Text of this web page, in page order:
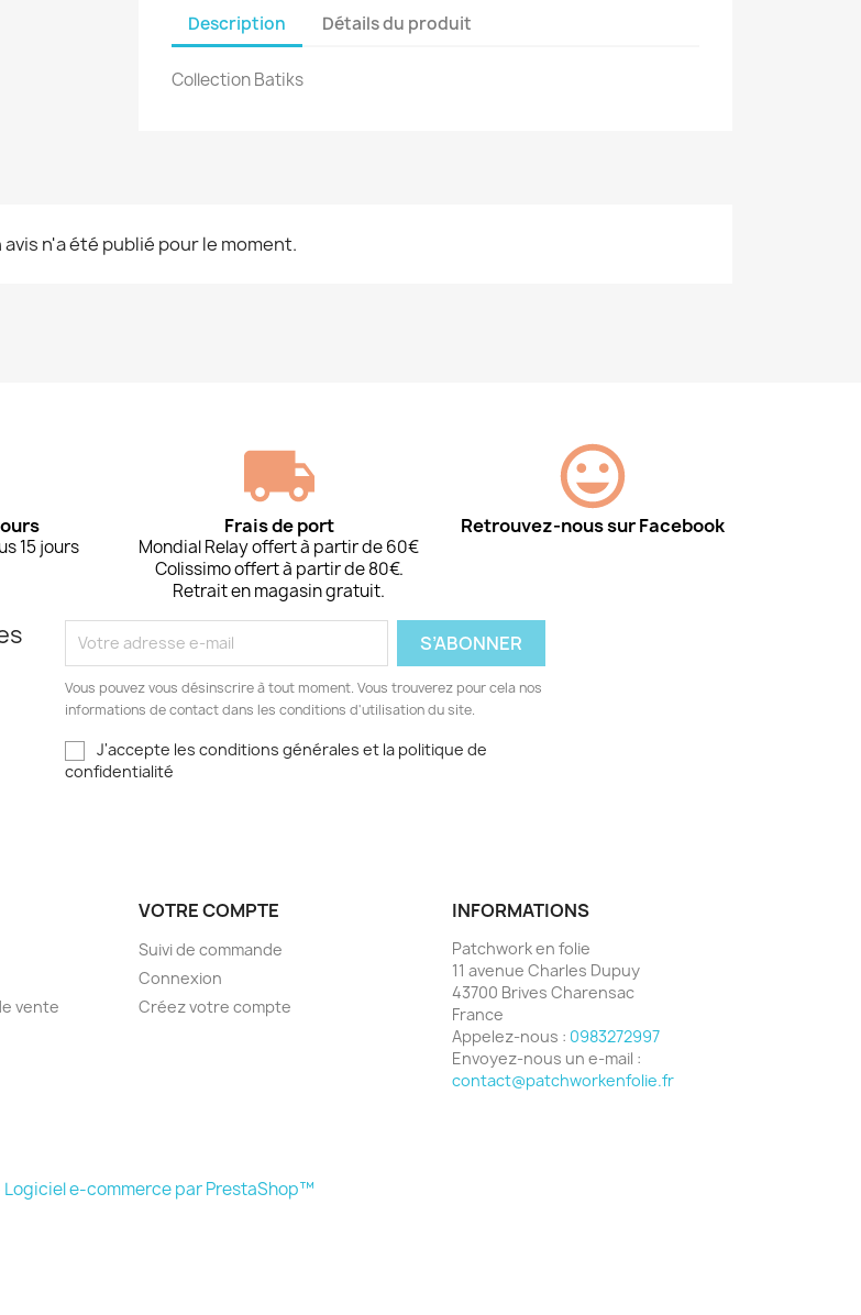
Description Détails du produit
Collection Batiks
avis n'a été publié pour le moment.
15 jours
Frais de port
Mondial Relay offert à partir de 60€
Colissimo offert à partir de 80€.
Retrait en magasin gratuit.
Retrouvez-nous sur Facebook
Vous pouvez vous désinscrire à tout moment. Vous trouverez pour cela nos
informations de contact dans les conditions d'utilisation du site.
J'accepte les conditions générales et la politique de
confidentialité
vente
VOTRE COMPTE
Suivi de commande
Connexion
Créez votre compte
INFORMATIONS
Patchwork en folie
11 avenue Charles Dupuy
43700 Brives Charensac
France
Appelez-nous : 0983272997
Envoyez-nous un e-mail :
contact@patchworkenfolie.fr
e-commerce par PrestaShop™